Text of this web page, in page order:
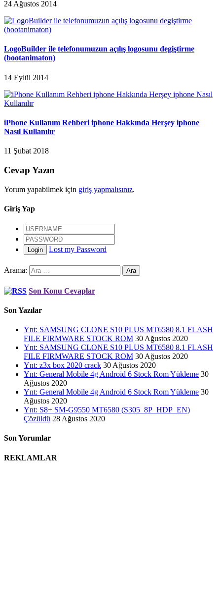
24 Ağustos 2014
LogoBuilder ile telefonumuzun açılış logosunu degiştirme
(bootanimaton)
14 Eylül 2014
iPhone Kullanım Rehberi iphone Hakkında Herşey iphone
Nasıl Kullanılır
11 Şubat 2018
Cevap Yazın
Yorum yapabilmek için giriş yapmalısınız.
Giriş Yap
Login Lost my Password
Arama:
Son Konu Cevaplar
Son Yazılar
Ynt: SAMSUNG CLONE S10 PLUS MT6580 8.1 FLASH
FILE FIRMWARE STOCK ROM 30 Ağustos 2020
Ynt: SAMSUNG CLONE S10 PLUS MT6580 8.1 FLASH
FILE FIRMWARE STOCK ROM 30 Ağustos 2020
Ynt: z3x box 2020 crack 30 Ağustos 2020
Ynt: General Mobile 4g Android 6 Stock Rom Yükleme 30
Ağustos 2020
Ynt: General Mobile 4g Android 6 Stock Rom Yükleme 30
Ağustos 2020
Ynt: S8+ SM-G9550 MT6580 (S305_8P_HDP_EN)
Çözüldü 28 Ağustos 2020
Son Yorumlar
REKLAMLAR